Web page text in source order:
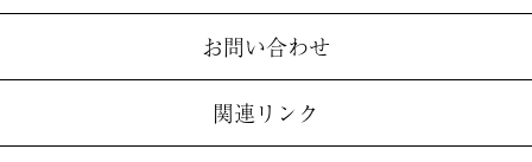
お問い合わせ
関連リンク